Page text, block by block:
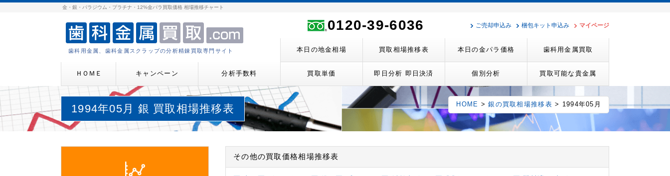
金・銀・パラジウム・プラチナ・12%金パラ買取価格 相場推移チャート
歯科用金属、歯科金属スクラップの分析精錬買取専門サイト
0120-39-6036 ご売却申込み 梱包キット申込み マイページ
本日の地金相場 買取相場推移表 本日の金パラ価格 歯科用金属買取
ＨＯＭＥ キャンペーン 分析手数料 買取単価 即日分析 即日決済 個別分析 買取可能な貴金属
1994年05月 銀 買取相場推移表 HOME >銀の買取相場推移表 > 1994年05月
その他の買取価格相場推移表